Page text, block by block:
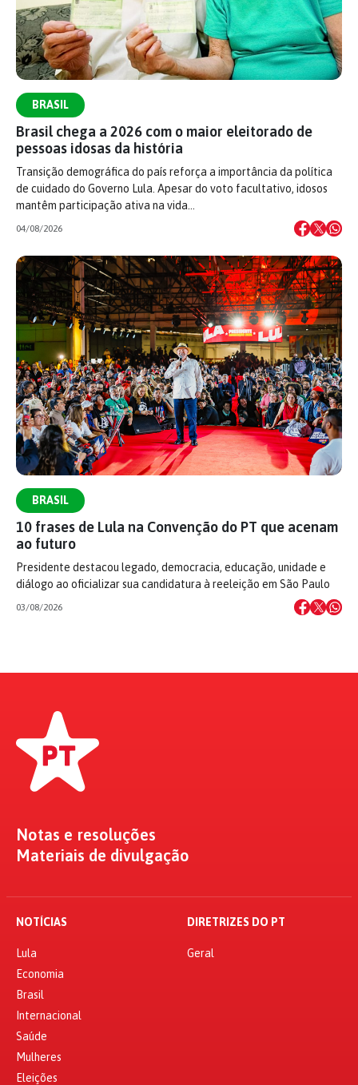
BRASIL
Brasil chega a 2026 com o maior eleitorado de
pessoas idosas da história
Transição demográfica do país reforça a importância da política
de cuidado do Governo Lula. Apesar do voto facultativo, idosos
mantêm participação ativa na vida…
04/08/2026
BRASIL
10 frases de Lula na Convenção do PT que acenam
ao futuro
Presidente destacou legado, democracia, educação, unidade e
diálogo ao oficializar sua candidatura à reeleição em São Paulo
03/08/2026
Notas e resoluções
Materiais de divulgação
NOTÍCIAS
Lula
Economia
Brasil
Internacional
Saúde
Mulheres
Eleições
DIRETRIZES DO PT
Geral